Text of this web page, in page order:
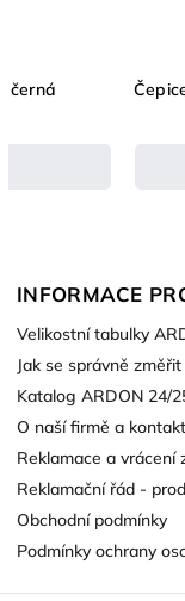
černá
INFORMACE
Velikostní tabulky
Jak se správně změřit
Katalog ARDON 24/
O naší firmě a
Reklamace a vrácení
Reklamační řád -
Obchodní podmínky
Podmínky ochrany